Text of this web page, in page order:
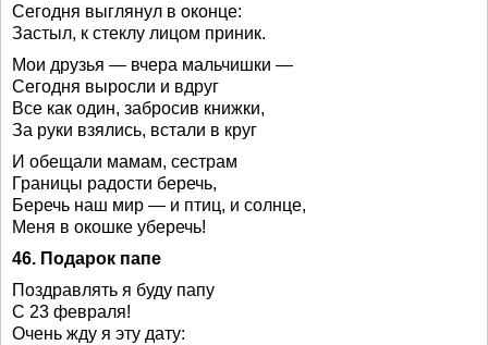
Сегодня выглянул в оконце:
Застыл, к стеклу лицом приник.
Мои друзья — вчера мальчишки —
Сегодня выросли и вдруг
Все как один, забросив книжки,
За руки взялись, встали в круг
И обещали мамам, сестрам
Границы радости беречь,
Беречь наш мир — и птиц, и солнце,
Меня в окошке уберечь!
46. Подарок папе
Поздравлять я буду папу
С 23 февраля!
Очень жду я эту дату: